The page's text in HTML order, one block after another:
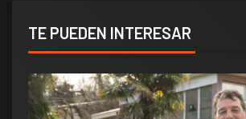
TE PUEDEN INTERESAR